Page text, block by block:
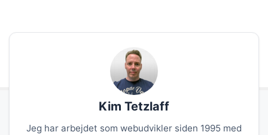
Kim Tetzlaff
Jeg har arbejdet som webudvikler siden 1995 med